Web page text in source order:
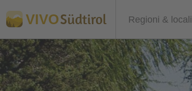
VIVOSüdtirol Regioni &